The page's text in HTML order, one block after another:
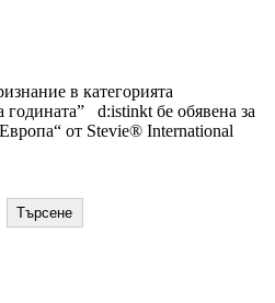
в категорията
d:istinkt бе обявена за
от Stevie® International
Търсене